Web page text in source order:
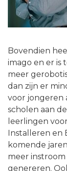
Bovendien
imago en er is
meer
dan zijn er
voor jongeren
scholen aan
leerlingen
Installeren en
komende
meer
genereren.